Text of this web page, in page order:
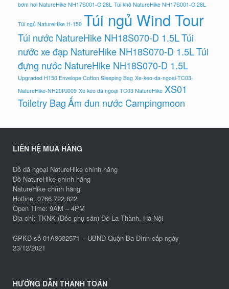
bơm hơi NatureHike NH17S001-G 28L Túi khô NatureHike NH17S001-G 28L
Túi ngủ NatureHike H-150 Túi ngủ Wind Tour
Túi nước NatureHike NH18S070-D 1.5LTúi
nước xe đạp NatureHike NH18S070-D 1.5LTúi
đựng nước NatureHike NH18S070-D 1.5L
Upgraded H150 Envelope Cotton Sleeping Bag Xe-keo-da-ngoai-TC03-
NatureHike-NH20PJ009 Xe kéo dã ngoại TC03 NatureHike XS01
Toiletry BagẤm đun nước Campingmoon
LIÊN HỆ MUA HÀNG
Đồ dã ngoại NatureHike chính hãng
Đồ NatureHike chính hãng
NatureHike chính hãng
Hotline: 0766.722.822
Open Time: 9AM – 4PM
Địa chỉ: TKNK (Dốc phụ sản) Đê La Thành, Hà Nội
GPKD số 01A8032571 – UBND Quận Ba Đình cấp ngày
23/12/2021
HƯỚNG DẪN THANH TOÁN